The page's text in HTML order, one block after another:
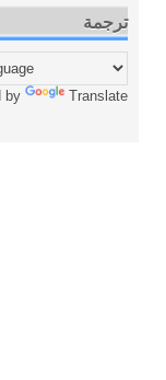
ترجمة
by Translate